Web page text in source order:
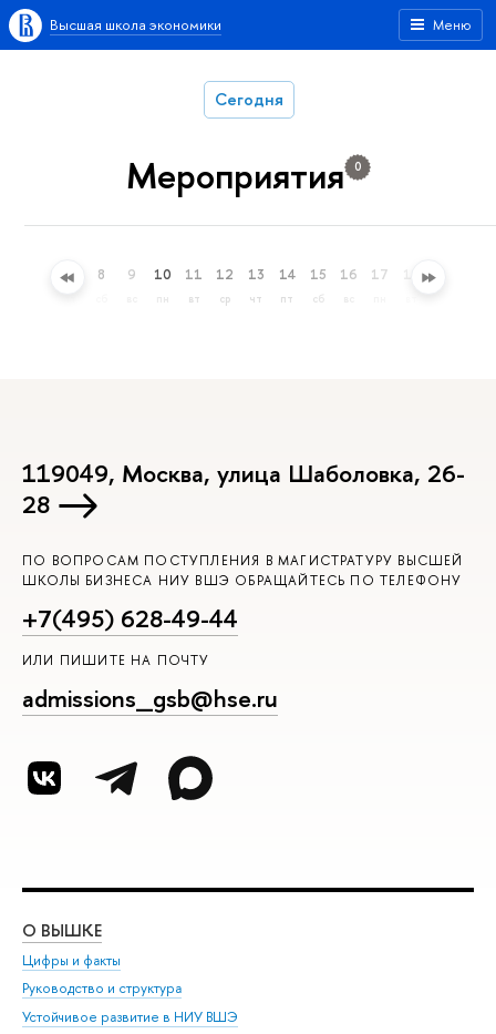
Меню
Высшая школа экономики
Сегодня
Мероприятия 0
7 8 9 10
пн
11
вт
12
ср
13
чт
14
пт
15
сб
16 17 19
119049, Москва, улица Шаболовка, 26-
28
ПО ВОПРОСАМ ПОСТУПЛЕНИЯ В МАГИСТРАТУРУ ВЫСШЕЙ
ШКОЛЫ БИЗНЕСА НИУ ВШЭ ОБРАЩАЙТЕСЬ ПО ТЕЛЕФОНУ
+7(495) 628-49-44
ИЛИ ПИШИТЕ НА ПОЧТУ
admissions_gsb@hse.ru
О ВЫШКЕ
Цифры и факты
Руководство и структура
Устойчивое развитие в НИУ ВШЭ